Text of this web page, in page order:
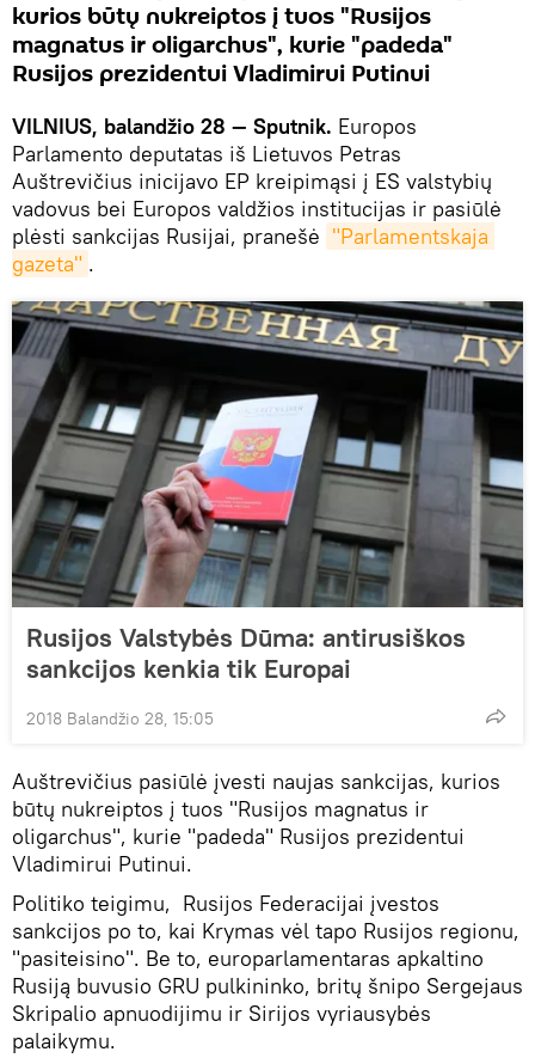
kurios būtų nukreiptos į tuos "Rusijos
magnatus ir oligarchus", kurie "padeda"
Rusijos prezidentui Vladimirui Putinui
VILNIUS, balandžio 28 — Sputnik. Europos
Parlamento deputatas iš Lietuvos Petras
Auštrevičius inicijavo EP kreipimąsi į ES valstybių
vadovus bei Europos valdžios institucijas ir pasiūlė
plėsti sankcijas Rusijai, pranešė "Parlamentskaja
gazeta" .
Rusijos Valstybės Dūma: antirusiškos
sankcijos kenkia tik Europai
2018 Balandžio 28, 15:05
Auštrevičius pasiūlė įvesti naujas sankcijas, kurios
būtų nukreiptos į tuos "Rusijos magnatus ir
oligarchus", kurie "padeda" Rusijos prezidentui
Vladimirui Putinui.
Politiko teigimu, Rusijos Federacijai įvestos
sankcijos po to, kai Krymas vėl tapo Rusijos regionu,
"pasiteisino". Be to, europarlamentaras apkaltino
Rusiją buvusio GRU pulkininko, britų šnipo Sergejaus
Skripalio apnuodijimu ir Sirijos vyriausybės
palaikymu.